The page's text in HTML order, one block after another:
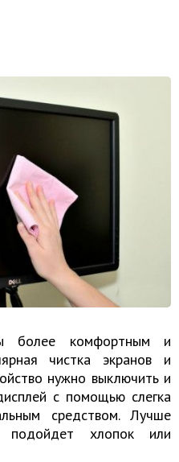
более комфортным и
чистка экранов и
нужно выключить и
с помощью слегка
средством. Лучше
хлопок или